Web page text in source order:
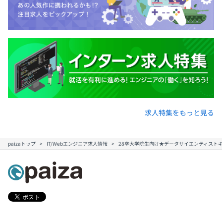
求人特集をもっと見る
paizaトップ IT/Webエンジニア求人情報 28卒大学院生向け★データサイエンティスト